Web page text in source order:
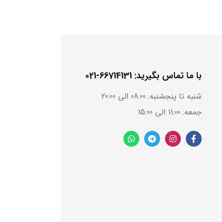
با ما تماس بگیرید: 66714131-021
شنبه تا پنجشنبه: 08:00 الی 20:00
جمعه: 11:00 الی 15:00